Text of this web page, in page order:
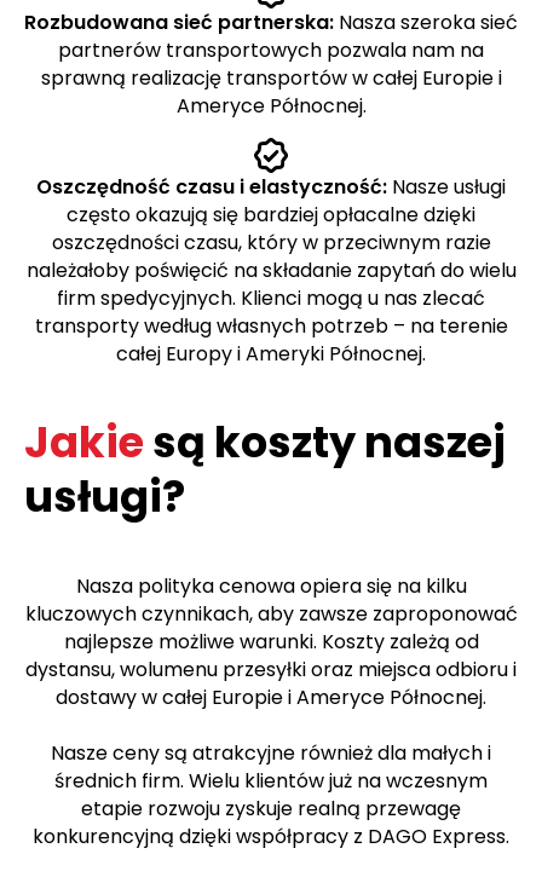
Rozbudowana sieć partnerska: Nasza szeroka sieć
partnerów transportowych pozwala nam na
sprawną realizację transportów w całej Europie i
Ameryce Północnej.
Oszczędność czasu i elastyczność: Nasze usługi
często okazują się bardziej opłacalne dzięki
oszczędności czasu, który w przeciwnym razie
należałoby poświęcić na składanie zapytań do wielu
firm spedycyjnych. Klienci mogą u nas zlecać
transporty według własnych potrzeb – na terenie
całej Europy i Ameryki Północnej.
Jakiesą koszty naszej
usługi?
Nasza polityka cenowa opiera się na kilku
kluczowych czynnikach, aby zawsze zaproponować
najlepsze możliwe warunki. Koszty zależą od
dystansu, wolumenu przesyłki oraz miejsca odbioru i
dostawy w całej Europie i Ameryce Północnej.
Nasze ceny są atrakcyjne również dla małych i
średnich firm. Wielu klientów już na wczesnym
etapie rozwoju zyskuje realną przewagę
konkurencyjną dzięki współpracy z DAGO Express.